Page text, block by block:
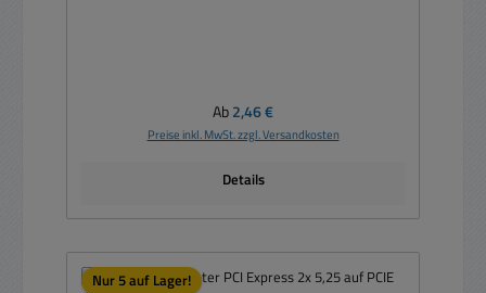
Regulärer Preis:
Ab2,46 €
Preise inkl. MwSt. zzgl. Versandkosten
Details
Nur 5 auf Lager!